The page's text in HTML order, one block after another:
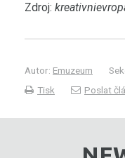
Zdroj:
Autor: Emuzeum
Tisk
Poslat